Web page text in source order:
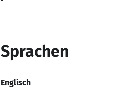
Sprachen
Englisch